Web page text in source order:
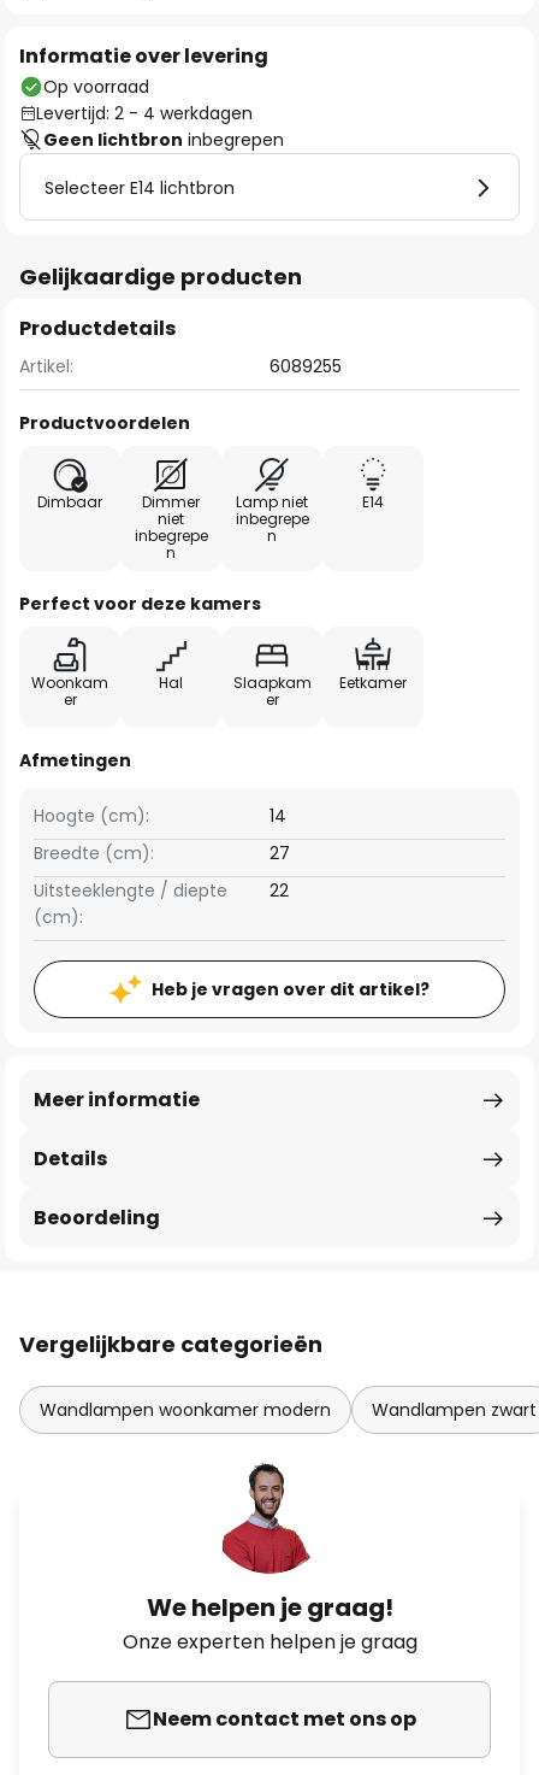
Informatie over levering
Op voorraad
Levertijd: 2 - 4 werkdagen
Geen lichtbron inbegrepen
Selecteer E14 lichtbron
Gelijkaardige producten
Productdetails
Artikel: 6089255
Productvoordelen
Dimbaar
Dimmer
niet
inbegrepe
n
Lamp niet
inbegrepe
n
E14
Perfect voor deze kamers
Woonkam
er
Hal
Slaapkam
er
Eetkamer
Afmetingen
Breedte (cm): 27
Hoogte (cm): 14
Uitsteeklengte / diepte
(cm):
22
Heb je vragen over dit artikel?
Details
Meer informatie
Beoordeling
Vergelijkbare categorieën
Wandlampen woonkamer modern Wandlampen zwart
We helpen je graag!
Onze experten helpen je graag
Neem contact met ons op